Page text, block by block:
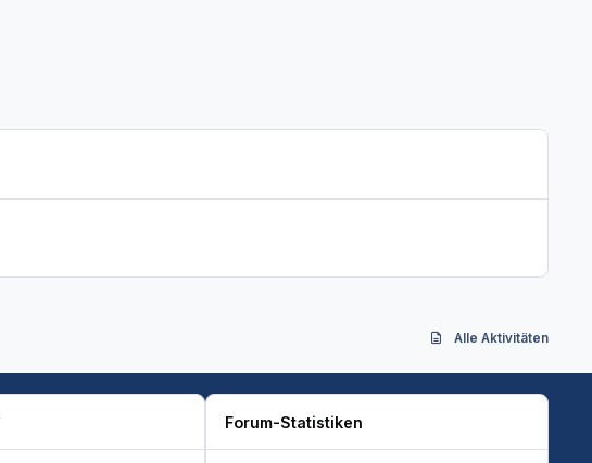
Alle Aktivitäten
Forum-Statistiken